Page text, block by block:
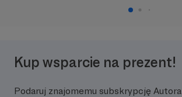
Kup wsparcie na prezent!
Podaruj znajomemu subskrypcję Autora